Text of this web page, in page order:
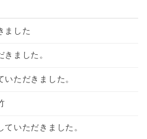
ました
きました。
いただきました。
いただきました。